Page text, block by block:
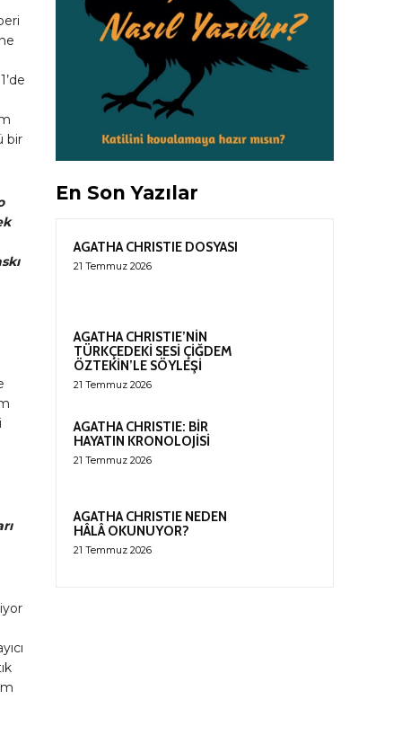
bir
En Son Yazılar
AGATHA CHRISTIE DOSYASI
21 Temmuz 2026
AGATHA CHRISTIE’NİN
TÜRKÇEDEKİ SESİ ÇİĞDEM
ÖZTEKİN’LE SÖYLEŞİ
21 Temmuz 2026
AGATHA CHRISTIE: BİR
HAYATIN KRONOLOJİSİ
21 Temmuz 2026
AGATHA CHRISTIE NEDEN
HÂLÂ OKUNUYOR?
21 Temmuz 2026